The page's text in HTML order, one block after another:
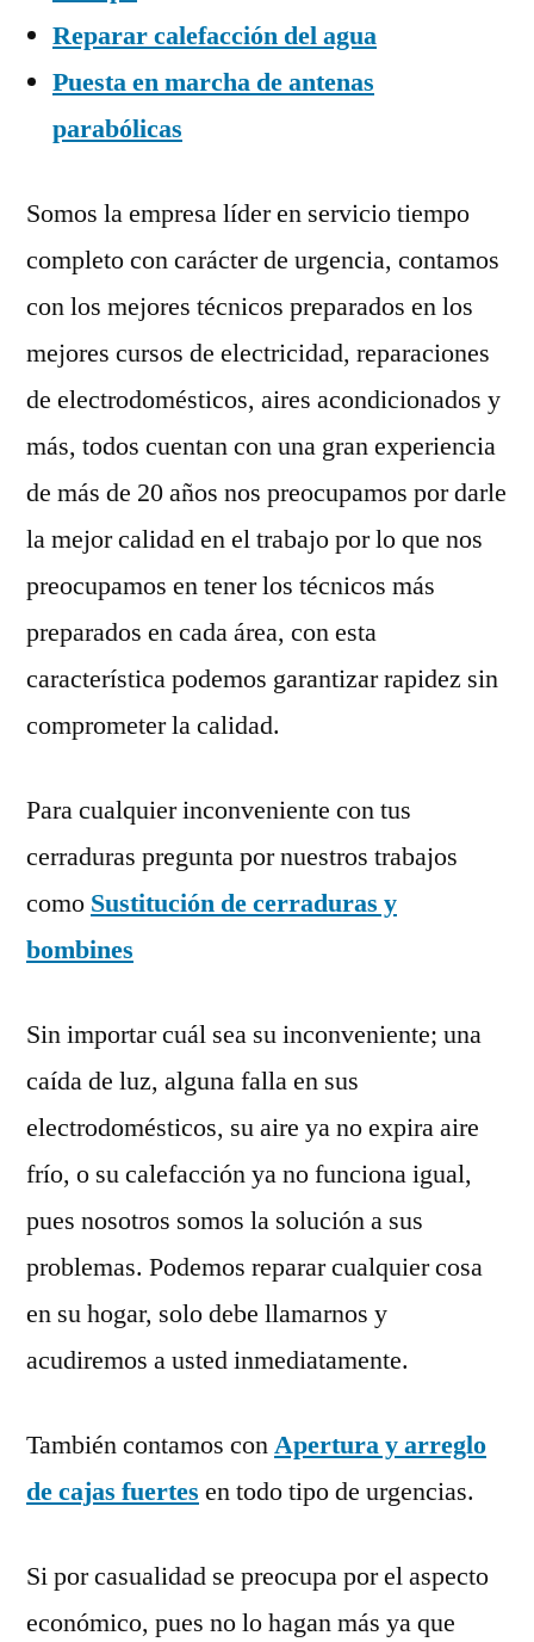
Reparar calefacción del agua
Puesta en marcha de antenas
parabólicas
Somos la empresa líder en servicio tiempo
completo con carácter de urgencia, contamos
con los mejores técnicos preparados en los
mejores cursos de electricidad, reparaciones
de electrodomésticos, aires acondicionados y
más, todos cuentan con una gran experiencia
de más de 20 años nos preocupamos por darle
la mejor calidad en el trabajo por lo que nos
preocupamos en tener los técnicos más
preparados en cada área, con esta
característica podemos garantizar rapidez sin
comprometer la calidad.
Para cualquier inconveniente con tus
cerraduras pregunta por nuestros trabajos
como Sustitución de cerraduras y
bombines
Sin importar cuál sea su inconveniente; una
caída de luz, alguna falla en sus
electrodomésticos, su aire ya no expira aire
frío, o su calefacción ya no funciona igual,
pues nosotros somos la solución a sus
problemas. Podemos reparar cualquier cosa
en su hogar, solo debe llamarnos y
acudiremos a usted inmediatamente.
También contamos conApertura y arreglo
de cajas fuertes en todo tipo de urgencias.
Si por casualidad se preocupa por el aspecto
económico, pues no lo hagan más ya que